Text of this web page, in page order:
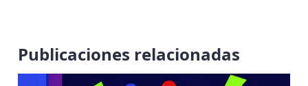
Publicaciones relacionadas